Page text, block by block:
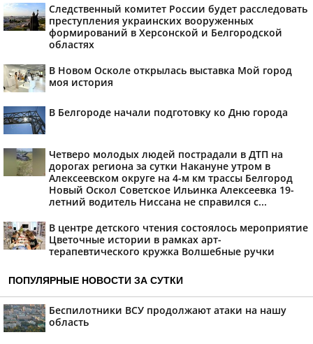
Следственный комитет России будет расследовать
преступления украинских вооруженных
формирований в Херсонской и Белгородской
областях
В Новом Осколе открылась выставка Мой город
моя история
В Белгороде начали подготовку ко Дню города
Четверо молодых людей пострадали в ДТП на
дорогах региона за сутки Накануне утром в
Алексеевском округе на 4-м км трассы Белгород
Новый Оскол Советское Ильинка Алексеевка 19-
летний водитель Ниссана не справился с...
В центре детского чтения состоялось мероприятие
Цветочные истории в рамках арт-
терапевтического кружка Волшебные ручки
ПОПУЛЯРНЫЕ НОВОСТИ ЗА СУТКИ
Беспилотники ВСУ продолжают атаки на нашу
область